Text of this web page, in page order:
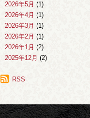
2026年5月 (1)
2026年4月 (1)
2026年3月 (1)
2026年2月 (1)
2026年1月 (2)
2025年12月 (2)
2025年10月
2025年7月(1)
RSS